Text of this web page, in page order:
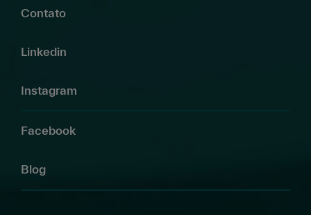
Contato
Linkedin
Instagram
Facebook
Blog